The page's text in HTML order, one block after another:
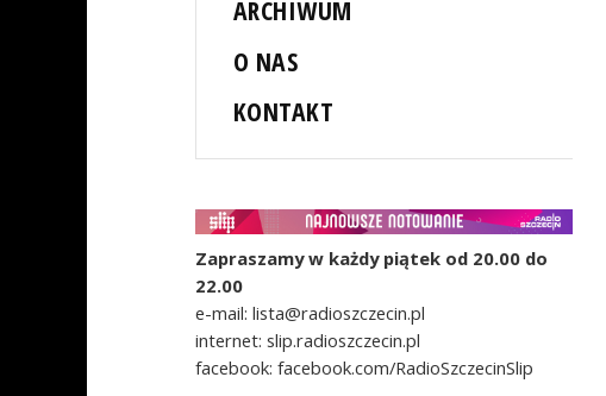
ARCHIWUM
O NAS
KONTAKT
Zapraszamy w każdy piątek od 20.00 do
22.00
e-mail: lista@radioszczecin.pl
internet: slip.radioszczecin.pl
facebook: facebook.com/RadioSzczecinSlip